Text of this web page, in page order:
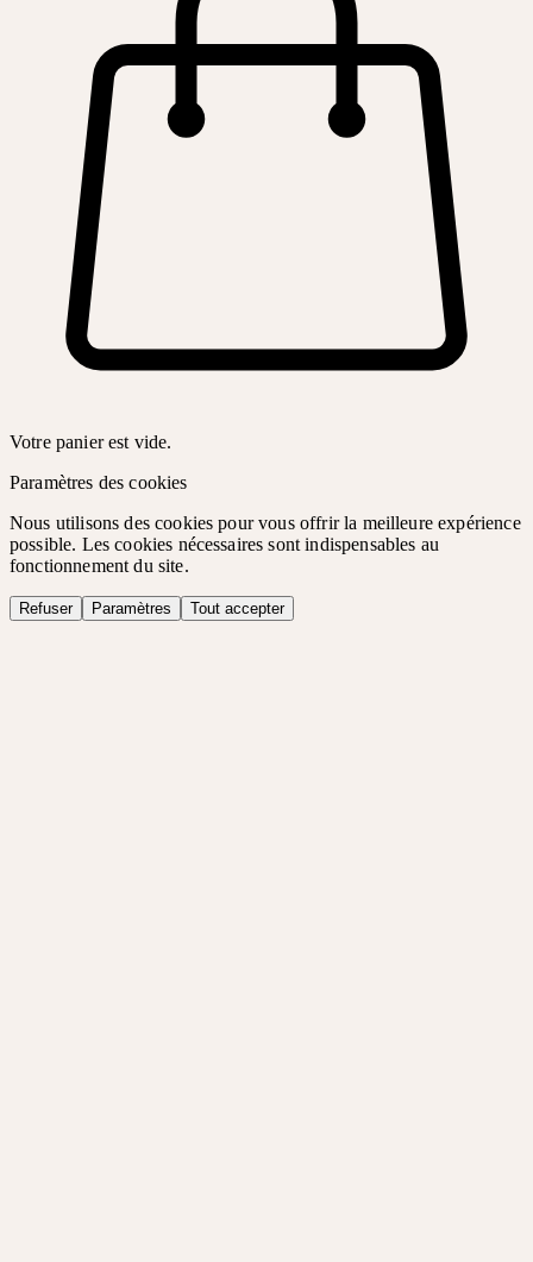
Votre panier est vide.
Paramètres des cookies
Nous utilisons des cookies pour vous offrir la meilleure expérience
possible. Les cookies nécessaires sont indispensables au
fonctionnement du site.
Refuser Paramètres Tout accepter